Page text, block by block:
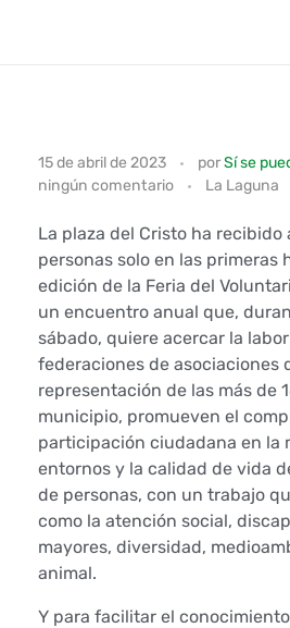
L
a
V
I
F
e
r
i
a
d
e
15 de abril de 2023 porSí se
ningún comentario
La Laguna
La plaza del Cristo ha recibido
personas solo en las primeras
edición de la Feria del
un encuentro anual que,
sábado, quiere acercar la
federaciones de asociaciones
representación de las más de
municipio, promueven el
participación ciudadana en la
entornos y la calidad de vida
de personas, con un trabajo
como la atención social,
mayores, diversidad,
animal.
Y para facilitar el